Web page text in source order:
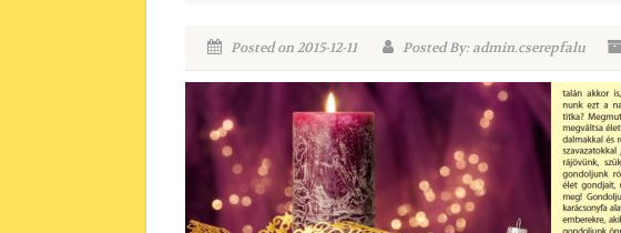
Posted on 2015-12-11 Posted By: admin.cserepfalu